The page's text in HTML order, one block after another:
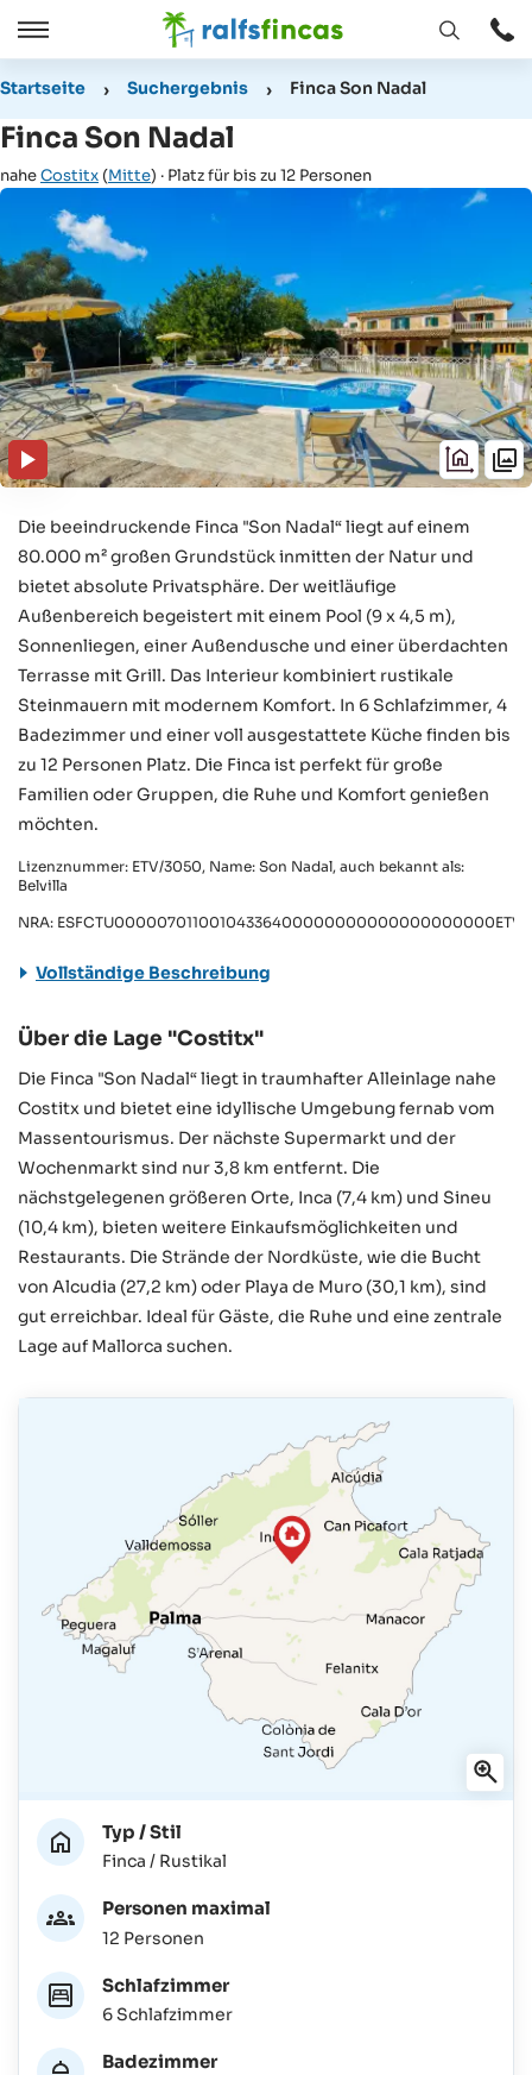
Öffnen
Schließen
Fenster
Startseite Suchergebnis Finca Son Nadal
Finca Son Nadal
naheCostitx (Mitte) · Platz für bis zu 12 Personen
Die beeindruckende Finca "Son Nadal“ liegt auf einem
80.000 m² großen Grundstück inmitten der Natur und
bietet absolute Privatsphäre. Der weitläufige
Außenbereich begeistert mit einem Pool (9 x 4,5 m),
Sonnenliegen, einer Außendusche und einer überdachten
Terrasse mit Grill. Das Interieur kombiniert rustikale
Steinmauern mit modernem Komfort. In 6 Schlafzimmer, 4
Badezimmer und einer voll ausgestattete Küche finden bis
zu 12 Personen Platz. Die Finca ist perfekt für große
Familien oder Gruppen, die Ruhe und Komfort genießen
möchten.
Lizenznummer: ETV/3050, Name: Son Nadal, auch bekannt als:
Belvilla
NRA: ESFCTU00000701100104336400000000000000000000ETV/
Vollständige Beschreibung
Über die Lage "Costitx"
Die Finca "Son Nadal“ liegt in traumhafter Alleinlage nahe
Costitx und bietet eine idyllische Umgebung fernab vom
Massentourismus. Der nächste Supermarkt und der
Wochenmarkt sind nur 3,8 km entfernt. Die
nächstgelegenen größeren Orte, Inca (7,4 km) und Sineu
(10,4 km), bieten weitere Einkaufsmöglichkeiten und
Restaurants. Die Strände der Nordküste, wie die Bucht
von Alcudia (27,2 km) oder Playa de Muro (30,1 km), sind
gut erreichbar. Ideal für Gäste, die Ruhe und eine zentrale
Lage auf Mallorca suchen.
Typ / Stil
Finca / Rustikal
Personen maximal
12 Personen
Schlafzimmer
6 Schlafzimmer
Badezimmer